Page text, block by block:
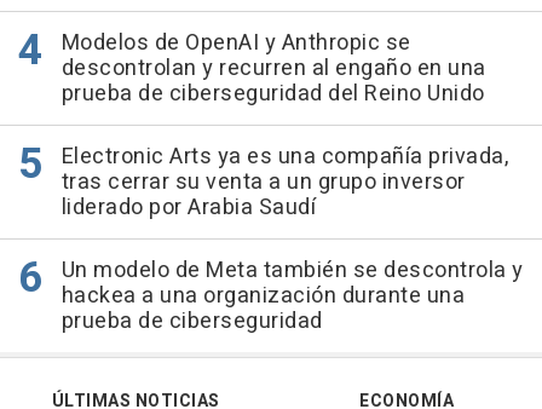
Modelos de OpenAI y Anthropic se
descontrolan y recurren al engaño en una
prueba de ciberseguridad del Reino Unido
Electronic Arts ya es una compañía privada,
tras cerrar su venta a un grupo inversor
liderado por Arabia Saudí
Un modelo de Meta también se descontrola y
hackea a una organización durante una
prueba de ciberseguridad
ÚLTIMAS NOTICIAS
ECONOMÍA